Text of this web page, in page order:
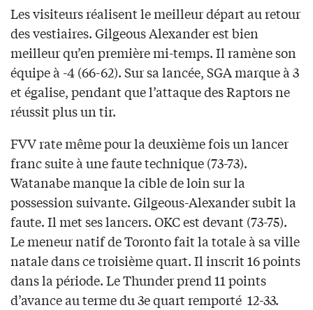
Les visiteurs réalisent le meilleur départ au retour
des vestiaires. Gilgeous Alexander est bien
meilleur qu’en première mi-temps. Il ramène son
équipe à -4 (66-62). Sur sa lancée, SGA marque à 3
et égalise, pendant que l’attaque des Raptors ne
réussit plus un tir.
FVV rate même pour la deuxième fois un lancer
franc suite à une faute technique (73-73).
Watanabe manque la cible de loin sur la
possession suivante. Gilgeous-Alexander subit la
faute. Il met ses lancers. OKC est devant (73-75).
Le meneur natif de Toronto fait la totale à sa ville
natale dans ce troisième quart. Il inscrit 16 points
dans la période. Le Thunder prend 11 points
d’avance au terme du 3e quart remporté 12-33.